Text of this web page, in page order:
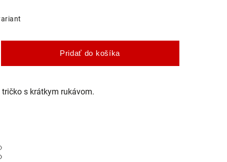
Pridať do košíka
s krátkym rukávom.